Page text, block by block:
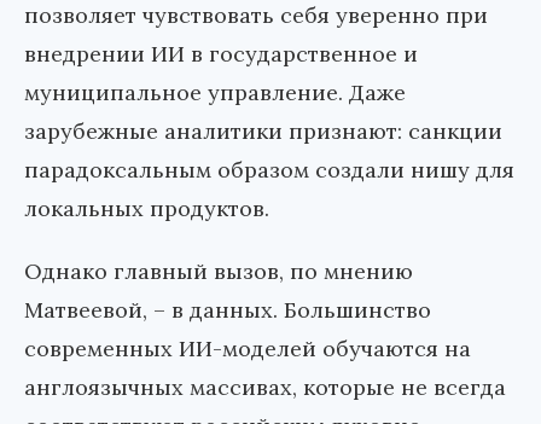
позволяет чувствовать себя уверенно при
внедрении ИИ в государственное и
муниципальное управление. Даже
зарубежные аналитики признают: санкции
парадоксальным образом создали нишу для
локальных продуктов.
Однако главный вызов, по мнению
Матвеевой, – в данных. Большинство
современных ИИ-моделей обучаются на
англоязычных массивах, которые не всегда